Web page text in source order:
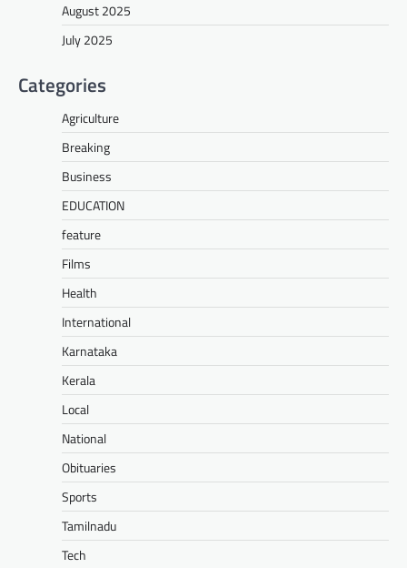
August 2025
July 2025
Categories
Agriculture
Breaking
Business
EDUCATION
feature
Films
Health
International
Karnataka
Kerala
Local
National
Obituaries
Sports
Tamilnadu
Tech